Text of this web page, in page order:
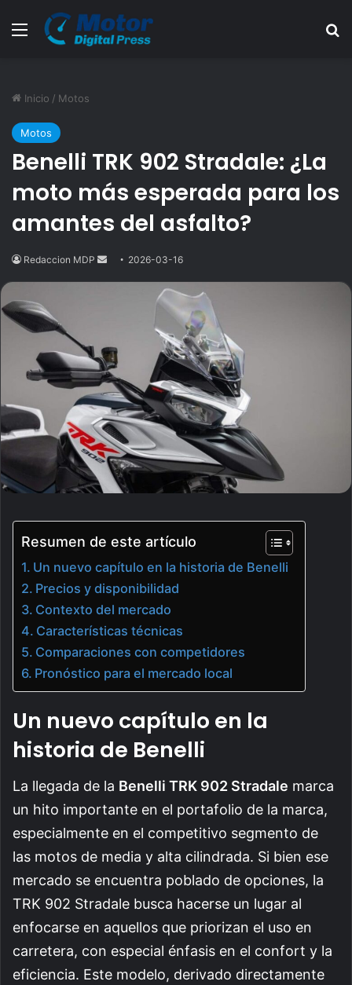
Menú
Inicio / Motos
Motos
Benelli TRK 902 Stradale: ¿La
moto más esperada para los
amantes del asfalto?
Redaccion MDP
Send2026-03-16
Resumen de este artículo
Un nuevo capítulo en la historia de Benelli
Precios y disponibilidad
Contexto del mercado
Características técnicas
Comparaciones con competidores
Pronóstico para el mercado local
Un nuevo capítulo en la
historia de Benelli
La llegada de la Benelli TRK 902 Stradale marca
un hito importante en el portafolio de la marca,
especialmente en el competitivo segmento de
las motos de media y alta cilindrada. Si bien ese
mercado se encuentra poblado de opciones, la
TRK 902 Stradale busca hacerse un lugar al
enfocarse en aquellos que priorizan el uso en
carretera, con especial énfasis en el confort y la
eficiencia. Este modelo, derivado directamente